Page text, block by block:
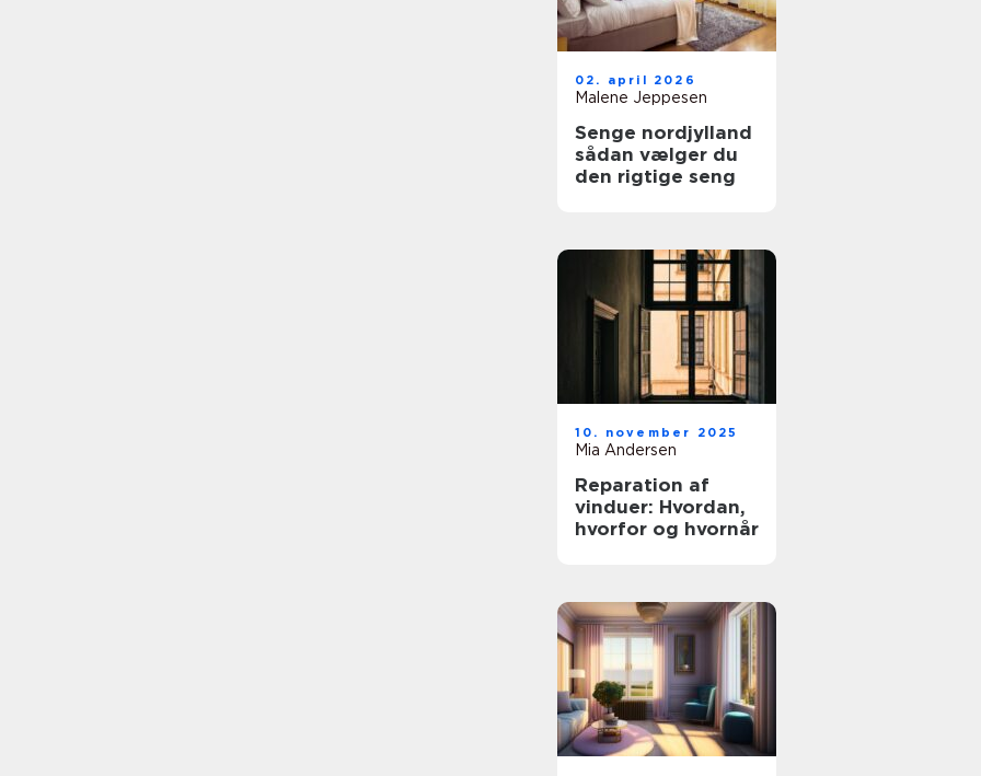
02. april 2026
Malene Jeppesen
Senge nordjylland
sådan vælger du
den rigtige seng
10. november 2025
Mia Andersen
Reparation af
vinduer: Hvordan,
hvorfor og hvornår